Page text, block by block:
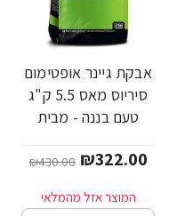
אבקת גיינר אופטימום
סיריוס מאס 5.5 ק"ג
טעם בננה - מבית
₪322.00
₪430.00